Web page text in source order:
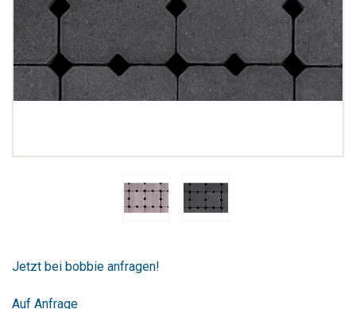
der
springen
Jetzt bei bobbie anfragen!
Auf Anfrage